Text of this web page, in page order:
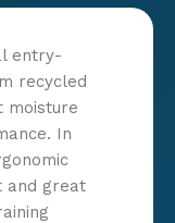
entry-
recycled
moisture
In
and great